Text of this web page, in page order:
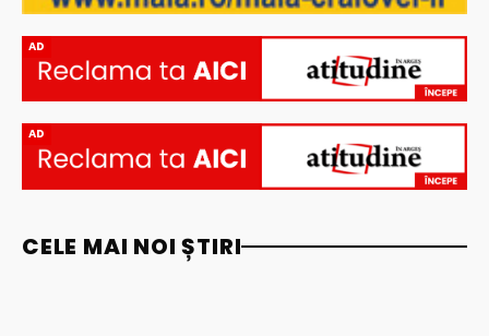
AD
AD
CELE MAI NOI ȘTIRI